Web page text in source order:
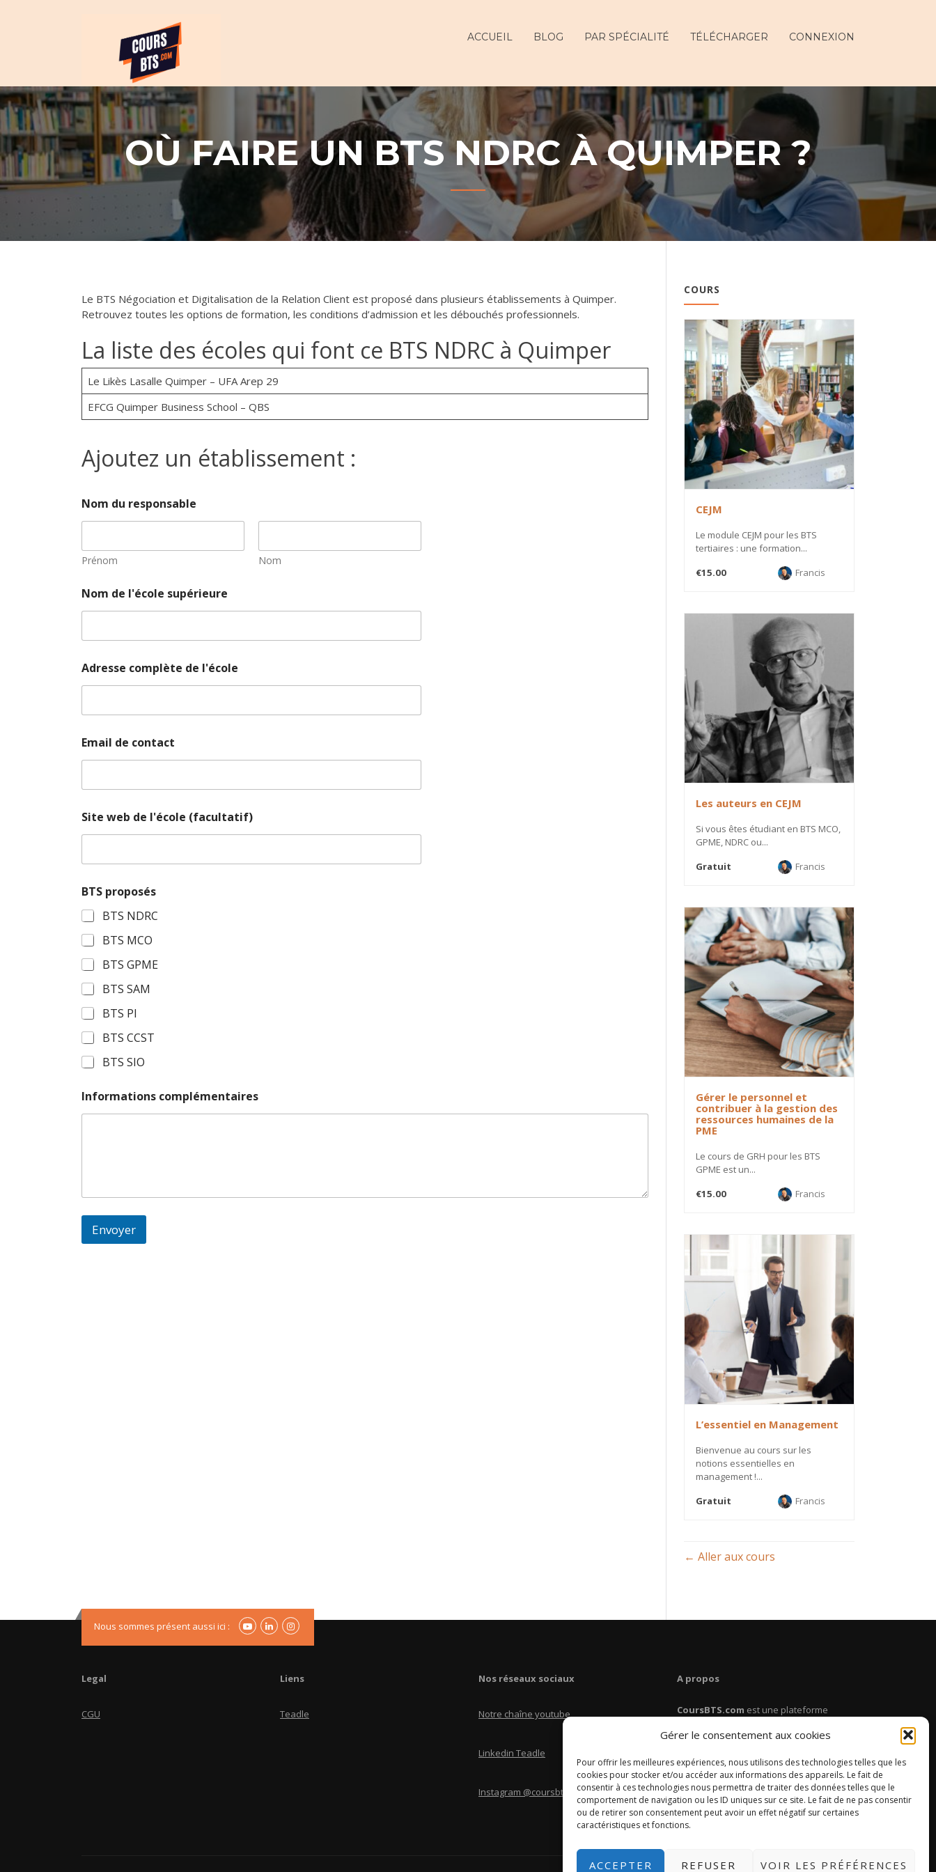
Gérer le consentement aux cookies
Pour offrir les meilleures expériences, nous utilisons des technologies telles que les
cookies pour stocker et/ou accéder aux informations des appareils. Le fait de
consentir à ces technologies nous permettra de traiter des données telles que le
comportement de navigation ou les ID uniques sur ce site. Le fait de ne pas consentir
ou de retirer son consentement peut avoir un effet négatif sur certaines
caractéristiques et fonctions.
ACCEPTER REFUSER VOIR LES PRÉFÉRENCES
ACCUEIL BLOG PAR SPÉCIALITÉ TÉLÉCHARGER CONNEXION
OÙ FAIRE UN BTS NDRC À QUIMPER ?
Le BTS Négociation et Digitalisation de la Relation Client est proposé dans plusieurs établissements à Quimper.
Retrouvez toutes les options de formation, les conditions d’admission et les débouchés professionnels.
La liste des écoles qui font ce BTS NDRC à Quimper
Le Likès Lasalle Quimper – UFA Arep 29
EFCG Quimper Business School – QBS
Ajoutez un établissement :
Nom du responsable
Prénom Nom
Nom de l'école supérieure
o
m
e
r
o
p
s
s
Adresse complète de l'école
Email de contact
Site web de l'école (facultatif)
BTS proposés
BTS NDRC
BTS MCO
BTS GPME
BTS SAM
BTS PI
BTS CCST
BTS SIO
Informations complémentaires
Envoyer
COURS
CEJM
Le module CEJM pour les BTS
tertiaires : une formation...
€15.00
Francis
Les auteurs en CEJM
Si vous êtes étudiant en BTS MCO,
GPME, NDRC ou...
Gratuit
Francis
Gérer le personnel et
contribuer à la gestion des
ressources humaines de la
PME
Le cours de GRH pour les BTS
GPME est un...
€15.00
Francis
L’essentiel en Management
Bienvenue au cours sur les
notions essentielles en
management !...
Gratuit
Francis
Aller aux cours
Nous sommes présent aussi ici :
Legal
CGU
Liens
Teadle
Nos réseaux sociaux
Notre chaîne youtube
Linkedin Teadle
Instagram @coursbtscom
A propos
CoursBTS.com est une plateforme
des cours, des fiches de révision, des